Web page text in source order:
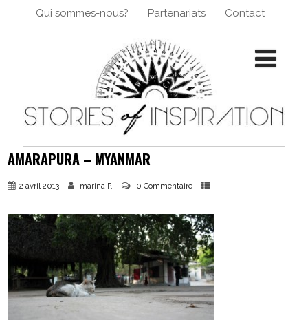
Qui sommes-nous? Partenariats Contact
AMARAPURA – MYANMAR
2 avril 2013 marina P. 0 Commentaire